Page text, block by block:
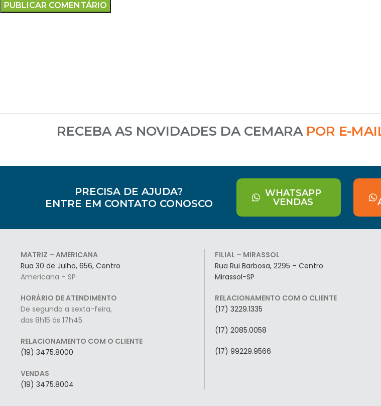
RECEBA AS NOVIDADES DA CEMARA POR E-
PRECISA DE AJUDA?
ENTRE EM CONTATO CONOSCO
WHATSAPP
VENDAS
MATRIZ – AMERICANA
Rua 30 de Julho, 656, Centro
Americana – SP
HORÁRIO DE ATENDIMENTO
De segunda a sexta-feira,
das 8h15 às 17h45.
RELACIONAMENTO COM O CLIENTE
(19) 3475.8000
VENDAS
(19) 3475.8004
FILIAL – MIRASSOL
Rua Rui Barbosa, 2295 – Centro
Mirassol-SP
RELACIONAMENTO COM O CLIENTE
(17) 3229.1335
(17) 2085.0058
(17) 99229.9566